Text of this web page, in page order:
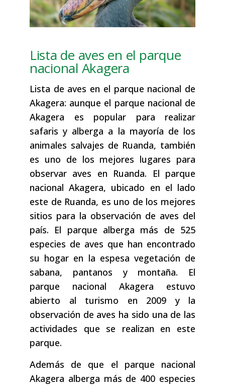
Lista de aves en el parque
nacional Akagera
Lista de aves en el parque nacional de
Akagera: aunque el parque nacional de
Akagera es popular para realizar
safaris y alberga a la mayoría de los
animales salvajes de Ruanda, también
es uno de los mejores lugares para
observar aves en Ruanda. El parque
nacional Akagera, ubicado en el lado
este de Ruanda, es uno de los mejores
sitios para la observación de aves del
país. El parque alberga más de 525
especies de aves que han encontrado
su hogar en la espesa vegetación de
sabana, pantanos y montaña. El
parque nacional Akagera estuvo
abierto al turismo en 2009 y la
observación de aves ha sido una de las
actividades que se realizan en este
parque.
Además de que el parque nacional
Akagera alberga más de 400 especies